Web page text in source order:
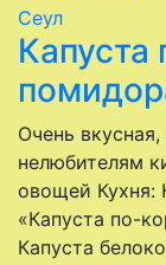
Сеул
Капуста
Очень
нелюбителям
овощей Кухня:
«Капуста по-
Капуста